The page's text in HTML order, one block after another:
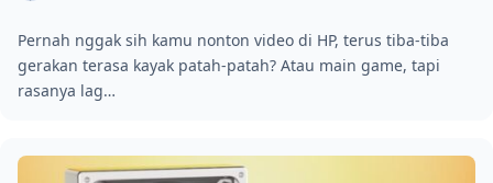
Pernah nggak sih kamu nonton video di HP, terus tiba‑tiba
gerakan terasa kayak patah‑patah? Atau main game, tapi
rasanya lag…